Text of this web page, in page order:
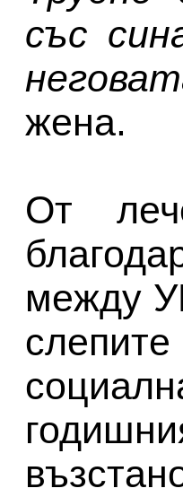
със
жена.
От
между